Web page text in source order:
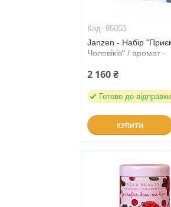
95050
Janzen - Набір
Чоловіків" / аромат -
2 160 ₴
Готово до відправки
КУПИТИ